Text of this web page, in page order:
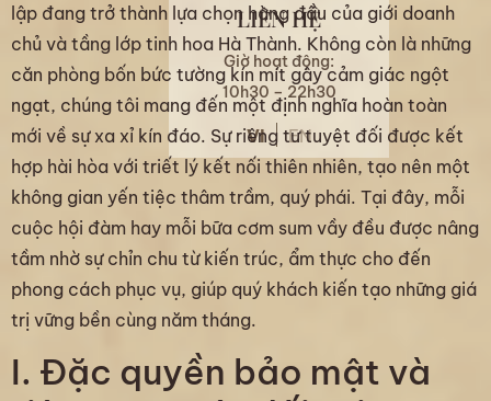
LIÊN HỆ
Giờ hoạt động:
10h30 – 22h30
VI EN
lập đang trở thành lựa chọn hàng đầu của giới doanh
chủ và tầng lớp tinh hoa Hà Thành. Không còn là những
căn phòng bốn bức tường kín mít gây cảm giác ngột
ngạt, chúng tôi mang đến một định nghĩa hoàn toàn
mới về sự xa xỉ kín đáo. Sự riêng tư tuyệt đối được kết
hợp hài hòa với triết lý kết nối thiên nhiên, tạo nên một
không gian yến tiệc thâm trầm, quý phái. Tại đây, mỗi
cuộc hội đàm hay mỗi bữa cơm sum vầy đều được nâng
tầm nhờ sự chỉn chu từ kiến trúc, ẩm thực cho đến
phong cách phục vụ, giúp quý khách kiến tạo những giá
trị vững bền cùng năm tháng.
I. Đặc quyền bảo mật và